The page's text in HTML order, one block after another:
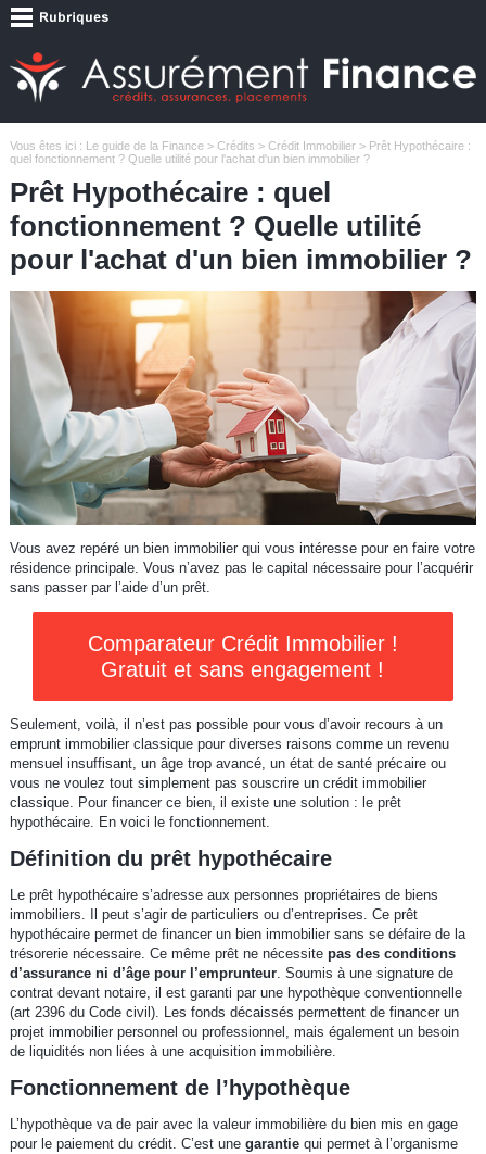
Vous êtes ici : Le guide de la Finance> Crédits > Crédit Immobilier> Prêt Hypothécaire :
quel fonctionnement ? Quelle utilité pour l'achat d'un bien immobilier ?
Prêt Hypothécaire : quel
fonctionnement ? Quelle utilité
pour l'achat d'un bien immobilier ?
Vous avez repéré un bien immobilier qui vous intéresse pour en faire votre
résidence principale. Vous n’avez pas le capital nécessaire pour l’acquérir
sans passer par l’aide d’un prêt.
Comparateur Crédit Immobilier !
Gratuit et sans engagement !
Seulement, voilà, il n’est pas possible pour vous d’avoir recours à un
emprunt immobilier classique pour diverses raisons comme un revenu
mensuel insuffisant, un âge trop avancé, un état de santé précaire ou
vous ne voulez tout simplement pas souscrire un crédit immobilier
classique. Pour financer ce bien, il existe une solution : le prêt
hypothécaire. En voici le fonctionnement.
Définition du prêt hypothécaire
Le prêt hypothécaire s’adresse aux personnes propriétaires de biens
immobiliers. Il peut s’agir de particuliers ou d’entreprises. Ce prêt
hypothécaire permet de financer un bien immobilier sans se défaire de la
trésorerie nécessaire. Ce même prêt ne nécessite pas des conditions
d’assurance ni d’âge pour l’emprunteur. Soumis à une signature de
contrat devant notaire, il est garanti par une hypothèque conventionnelle
(art 2396 du Code civil). Les fonds décaissés permettent de financer un
projet immobilier personnel ou professionnel, mais également un besoin
de liquidités non liées à une acquisition immobilière.
Fonctionnement de l’hypothèque
L’hypothèque va de pair avec la valeur immobilière du bien mis en gage
pour le paiement du crédit. C’est une garantiequi permet à l’organisme